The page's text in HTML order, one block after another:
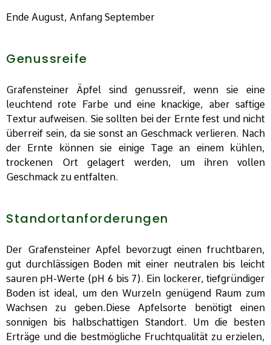
Ende August, Anfang September
Genussreife
Grafensteiner Äpfel sind genussreif, wenn sie eine
leuchtend rote Farbe und eine knackige, aber saftige
Textur aufweisen. Sie sollten bei der Ernte fest und nicht
überreif sein, da sie sonst an Geschmack verlieren. Nach
der Ernte können sie einige Tage an einem kühlen,
trockenen Ort gelagert werden, um ihren vollen
Geschmack zu entfalten.
Standortanforderungen
Der Grafensteiner Apfel bevorzugt einen fruchtbaren,
gut durchlässigen Boden mit einer neutralen bis leicht
sauren pH-Werte (pH 6 bis 7). Ein lockerer, tiefgründiger
Boden ist ideal, um den Wurzeln genügend Raum zum
Wachsen zu geben.Diese Apfelsorte benötigt einen
sonnigen bis halbschattigen Standort. Um die besten
Erträge und die bestmögliche Fruchtqualität zu erzielen,